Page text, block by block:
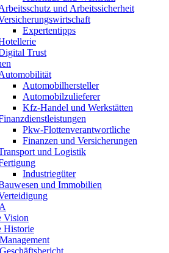
und Arbeitssicherheit
Expertentipps
Trust
Automobilhersteller
Automobilzulieferer
Kfz-Handel und Werkstätten
Pkw‑Flottenverantwortliche
Finanzen und Versicherungen
und Logistik
Industriegüter
und Immobilien
Vision
Historie